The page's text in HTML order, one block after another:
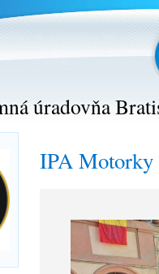
úradovňa
IPA Motorky